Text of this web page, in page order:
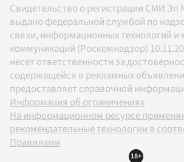
Свидетельство о регистрации СМИ Эл
выдано федеральной службой по
связи, информационных технологий и
коммуникаций (Роскомнадзор)
несет ответственности за
содержащейся в рекламных
предоставляет справочной
Информация об ограничениях
На информационном ресурсе
рекомендательные технологии в
Правилами
18+